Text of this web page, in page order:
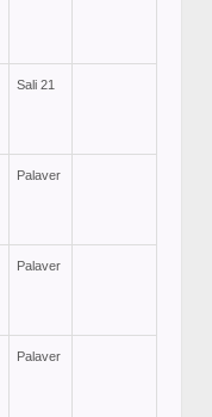
Sali 21
Palaver
Palaver
Palaver